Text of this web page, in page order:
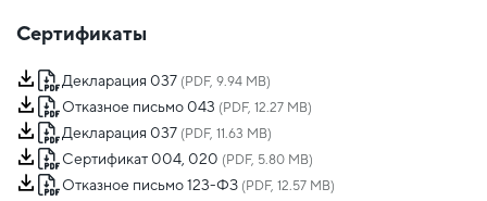
Сертификаты
Декларация 037 (PDF, 9.94 MB)
Отказное письмо 043 (PDF, 12.27 MB)
Декларация 037 (PDF, 11.63 MB)
Сертификат 004, 020 (PDF, 5.80 MB)
Отказное письмо 123-ФЗ (PDF, 12.57 MB)